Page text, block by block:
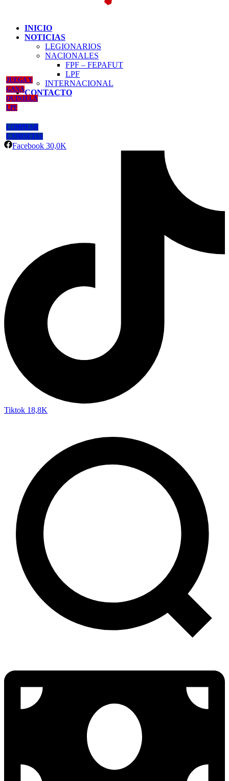
INICIO
NOTICIAS
LEGIONARIOS
NACIONALES
FPF – FEPAFUT
LPF
INTERNACIONAL
CONTACTO
JUEGA Y
GANA
QUINIELA
LPF
COMPRAR
CAMISETAS
Facebook 30,0K
Tiktok 18,8K